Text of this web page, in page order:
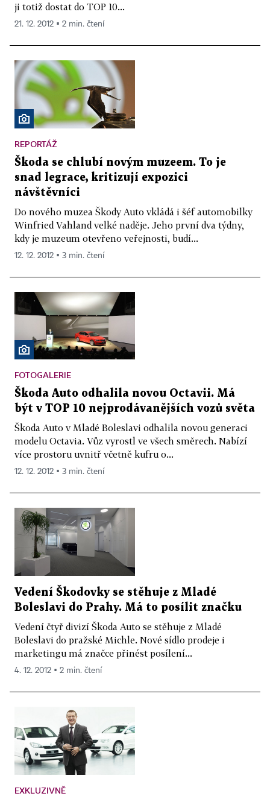
ji totiž dostat do TOP 10...
21. 12. 2012 ▪ 2 min. čtení
REPORTÁŽ
Škoda se chlubí novým muzeem. To je
snad legrace, kritizují expozici
návštěvníci
Do nového muzea Škody Auto vkládá i šéf automobilky
Winfried Vahland velké naděje. Jeho první dva týdny,
kdy je muzeum otevřeno veřejnosti, budí...
12. 12. 2012 ▪ 3 min. čtení
FOTOGALERIE
Škoda Auto odhalila novou Octavii. Má
být v TOP 10 nejprodávanějších vozů světa
Škoda Auto v Mladé Boleslavi odhalila novou generaci
modelu Octavia. Vůz vyrostl ve všech směrech. Nabízí
více prostoru uvnitř včetně kufru o...
12. 12. 2012 ▪ 3 min. čtení
Vedení Škodovky se stěhuje z Mladé
Boleslavi do Prahy. Má to posílit značku
Vedení čtyř divizí Škoda Auto se stěhuje z Mladé
Boleslavi do pražské Michle. Nové sídlo prodeje i
marketingu má značce přinést posílení...
4. 12. 2012 ▪ 2 min. čtení
EXKLUZIVNĚ